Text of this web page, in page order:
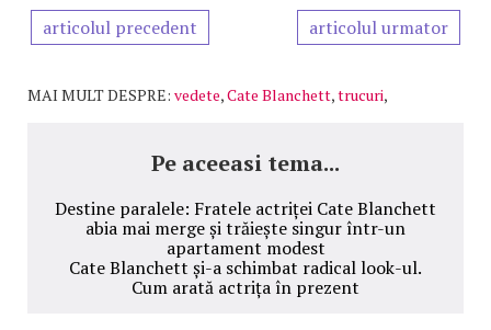
articolul precedent articolul urmator
MAI MULT DESPRE: vedete,Cate Blanchett,trucuri,
Pe aceeasi tema...
Destine paralele: Fratele actriței Cate Blanchett
abia mai merge și trăiește singur într-un
apartament modest
Cate Blanchett și-a schimbat radical look-ul.
Cum arată actrița în prezent